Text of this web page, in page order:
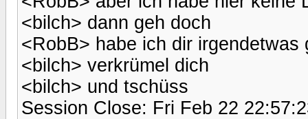
<bilch> dann geh doch
<RobB> habe ich dir irgendetwas
<bilch> verkrümel dich
<bilch> und tschüss
Session Close: Fri Feb 22